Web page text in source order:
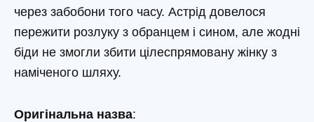
через забобони того часу. Астрід довелося
пережити розлуку з обранцем і сином, але жодні
біди не змогли збити цілеспрямовану жінку з
наміченого шляху.
Оригінальна назва: